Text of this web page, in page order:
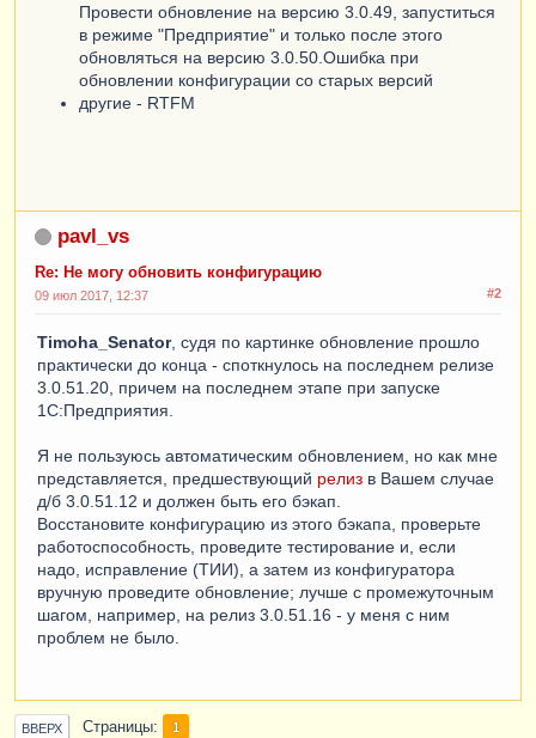
Провести обновление на версию 3.0.49, запуститься
в режиме "Предприятие" и только после этого
обновляться на версию 3.0.50.Ошибка при
обновлении конфигурации со старых версий
другие - RTFM
pavl_vs
Re: Не могу обновить конфигурацию
#2
09 июл 2017, 12:37
Timoha_Senator, судя по картинке обновление прошло
практически до конца - споткнулось на последнем релизе
3.0.51.20, причем на последнем этапе при запуске
1С:Предприятия.
Я не пользуюсь автоматическим обновлением, но как мне
представляется, предшествующий релиз в Вашем случае
д/б 3.0.51.12 и должен быть его бэкап.
Восстановите конфигурацию из этого бэкапа, проверьте
работоспособность, проведите тестирование и, если
надо, исправление (ТИИ), а затем из конфигуратора
вручную проведите обновление; лучше с промежуточным
шагом, например, на релиз 3.0.51.16 - у меня с ним
проблем не было.
ВВЕРХ Страницы 1